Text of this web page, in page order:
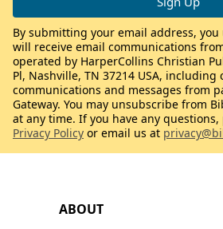
ABOUT
By submitting your email address,
will receive email communications
operated by HarperCollins Christian
Pl, Nashville, TN 37214 USA, including
communications and messages from
Gateway. You may unsubscribe from
at any time. If you have any
Privacy Policy or email us at